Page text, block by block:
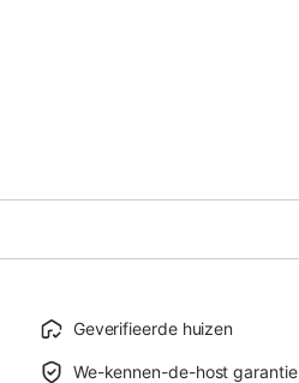
Geverifieerde huizen
We-kennen-de-host garantie